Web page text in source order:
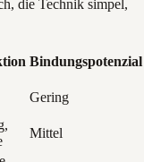
die Technik simpel,
Bindungspotenzial
Gering
Mittel